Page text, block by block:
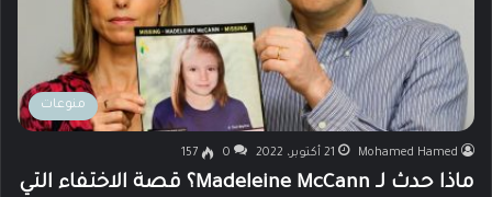
منوعات
Mohamed Hamed 21 أكتوبر، 2022 0
157
ماذا حدث لـ Madeleine McCann؟ قصة الاختفاء التي